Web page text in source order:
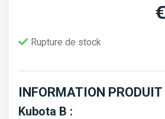
€
Rupture de stock
INFORMATION PRODUIT
Kubota B :